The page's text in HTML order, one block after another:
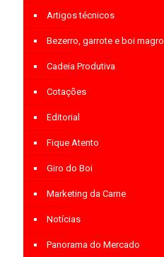
Artigos técnicos
Bezerro, garrote e boi magro
Cadeia Produtiva
Cotações
Editorial
Fique Atento
Giro do Boi
Marketing da Carne
Notícias
Panorama do Mercado